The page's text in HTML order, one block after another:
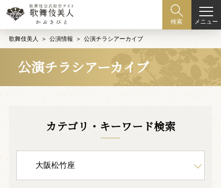
検索 メニュー
歌舞伎美人 公演情報 公演チラシアーカイブ
公演チラシアーカイブ
カテゴリ・キーワード検索